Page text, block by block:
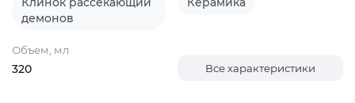
демонов
Объем, мл
320 Все характеристики